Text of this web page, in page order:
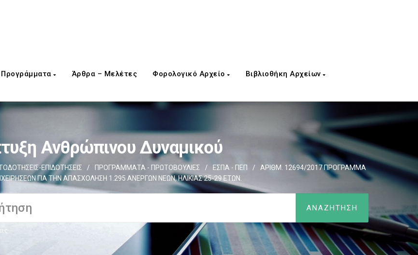
Προγράμματα Άρθρα – Μελέτες Φορολογικό Αρχείο Βιβλιοθήκη Αρχείων
Ανθρώπινου Δυναμικού
ΕΠΙΔΟΤΗΣΕΙΣ / ΠΡΟΓΡΑΜΜΑΤΑ - ΠΡΩΤΟΒΟΥΛΙΕΣ / ΕΣΠΑ - ΠΕΠ /
ΑΡΙΘΜ. 12694/2017 ΠΡΟΓΡΑΜΜΑ
ΓΙΑ ΤΗΝ ΑΠΑΣΧΟΛΗΣΗ 1.295 ΑΝΕΡΓΩΝ ΝΕΩΝ, ΗΛΙΚΙΑΣ 25-29 ΕΤΩΝ.